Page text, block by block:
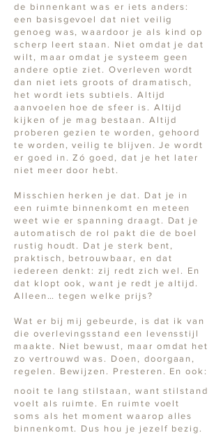
de binnenkant was er iets anders:
een basisgevoel dat niet veilig
genoeg was, waardoor je als kind op
scherp leert staan. Niet omdat je dat
wilt, maar omdat je systeem geen
andere optie ziet. Overleven wordt
dan niet iets groots of dramatisch,
het wordt iets subtiels. Altijd
aanvoelen hoe de sfeer is. Altijd
kijken of je mag bestaan. Altijd
proberen gezien te worden, gehoord
te worden, veilig te blijven. Je wordt
er goed in. Zó goed, dat je het later
niet meer door hebt.
Misschien herken je dat. Dat je in
een ruimte binnenkomt en meteen
weet wie er spanning draagt. Dat je
automatisch de rol pakt die de boel
rustig houdt. Dat je sterk bent,
praktisch, betrouwbaar, en dat
iedereen denkt: zij redt zich wel. En
dat klopt ook, want je redt je altijd.
Alleen… tegen welke prijs?
Wat er bij mij gebeurde, is dat ik van
die overlevingsstand een levensstijl
maakte. Niet bewust, maar omdat het
zo vertrouwd was. Doen, doorgaan,
regelen. Bewijzen. Presteren. En ook:
nooit te lang stilstaan, want stilstand
voelt als ruimte. En ruimte voelt
soms als het moment waarop alles
binnenkomt. Dus hou je jezelf bezig.